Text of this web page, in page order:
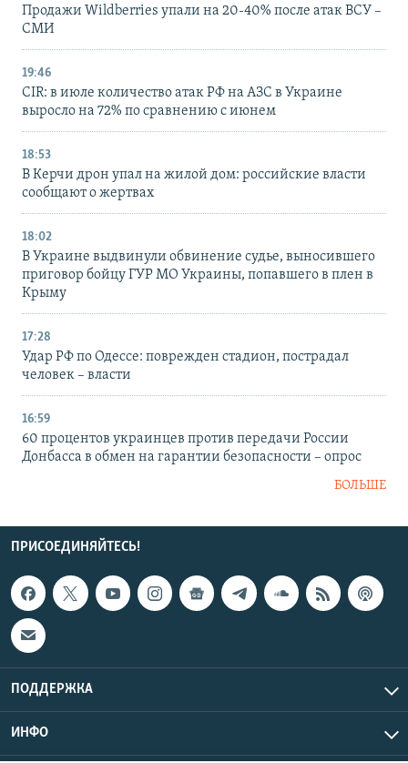
Продажи Wildberries упали на 20-40% после атак ВСУ –
СМИ
19:46
CIR: в июле количество атак РФ на АЗС в Украине
выросло на 72% по сравнению с июнем
18:53
В Керчи дрон упал на жилой дом: российские власти
сообщают о жертвах
18:02
В Украине выдвинули обвинение судье, выносившего
приговор бойцу ГУР МО Украины, попавшего в плен в
Крыму
17:28
Удар РФ по Одессе: поврежден стадион, пострадал
человек – власти
16:59
60 процентов украинцев против передачи России
Донбасса в обмен на гарантии безопасности – опрос
БОЛЬШЕ
ПРИСОЕДИНЯЙТЕСЬ!
ПОДДЕРЖКА
ИНФО